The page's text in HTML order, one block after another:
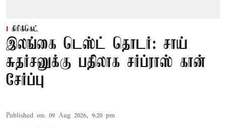
கிரிக்கெட்
இலங்கை டெஸ்ட் தொடர்: சாய்
சுதர்சனுக்கு பதிலாக சர்ப்ராஸ் கான்
சேர்ப்பு
Published on: 09 Aug 2026, 9:20 pm